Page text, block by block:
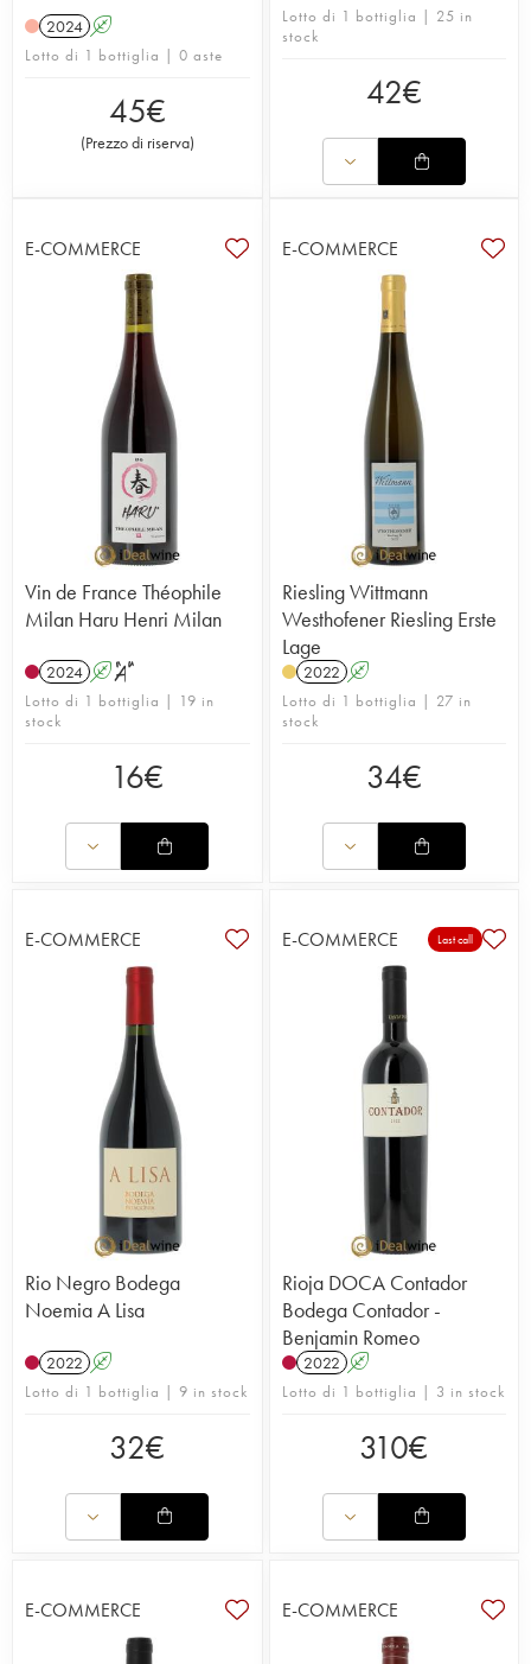
2024 A
Lotto di 1 bottiglia | 0 aste
45€
(Prezzo di riserva)
Lotto di 1 bottiglia | 25 in
stock
42€
E-COMMERCE
Vin de France Théophile
Milan Haru Henri Milan
2024 A S
Lotto di 1 bottiglia | 19 in
stock
16€
E-COMMERCE
Riesling Wittmann
Westhofener Riesling Erste
Lage
2022 A
Lotto di 1 bottiglia | 27 in
stock
34€
E-COMMERCE
Rio Negro Bodega
Noemia A Lisa
2022 A
Lotto di 1 bottiglia | 9 in stock
32€
E-COMMERCE Last call
Rioja DOCA Contador
Bodega Contador -
Benjamin Romeo
2022 A
Lotto di 1 bottiglia | 3 in stock
310€
E-COMMERCE E-COMMERCE